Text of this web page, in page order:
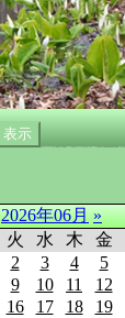
2026年06月 »
火 水 木 金
2 3 4 5
9 10 11 12
16 17 18 19